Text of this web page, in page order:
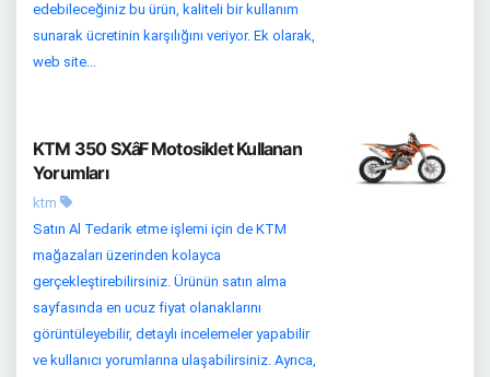
edebileceğiniz bu ürün, kaliteli bir kullanım
sunarak ücretinin karşılığını veriyor. Ek olarak,
web site...
KTM 350 SXâF Motosiklet Kullanan
Yorumları
ktm
Satın Al Tedarik etme işlemi için de KTM
mağazaları üzerinden kolayca
gerçekleştirebilirsiniz. Ürünün satın alma
sayfasında en ucuz fiyat olanaklarını
görüntüleyebilir, detaylı incelemeler yapabilir
ve kullanıcı yorumlarına ulaşabilirsiniz. Ayrıca,